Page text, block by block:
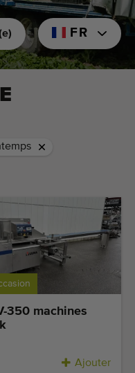
FR
350 machines
Ajouter